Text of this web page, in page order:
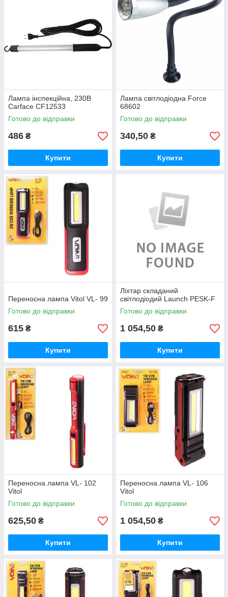
Лампа інспекційна, 230В
Carface CF12533
Готово до відправки
486 ₴
Купити
Лампа світлодіодна Force
68602
Готово до відправки
340,50 ₴
Купити
Переносна лампа Vitol VL- 99
Готово до відправки
615 ₴
Купити
Ліxтap cклaдaний
cвітлoдіoдий Launch PESK-F
Готово до відправки
1 054,50 ₴
Купити
Переносна лампа VL- 102
Vitol
Готово до відправки
625,50 ₴
Купити
Переносна лампа VL- 106
Vitol
Готово до відправки
1 054,50 ₴
Купити